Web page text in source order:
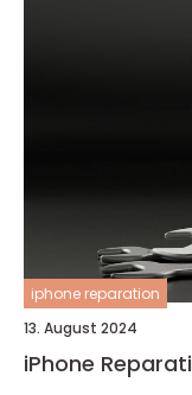
iphone reparation
13. August 2024
iPhone